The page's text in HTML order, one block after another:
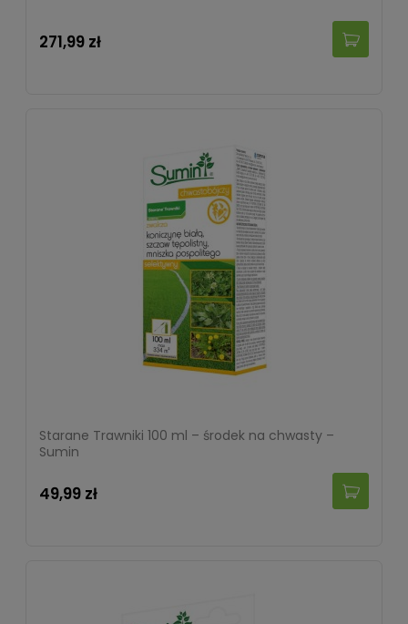
271,99 zł
Starane Trawniki 100 ml – środek na chwasty –
Sumin
49,99 zł